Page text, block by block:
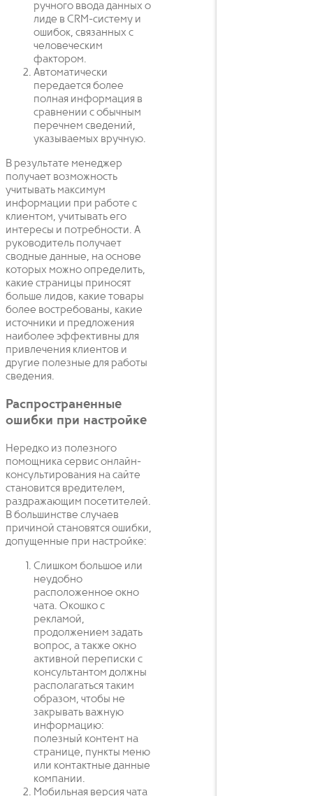
ручного ввода данных о
лиде в CRM-систему и
ошибок, связанных с
человеческим
фактором.
Автоматически
передается более
полная информация в
сравнении с обычным
перечнем сведений,
указываемых вручную.
В результате менеджер
получает возможность
учитывать максимум
информации при работе с
клиентом, учитывать его
интересы и потребности. А
руководитель получает
сводные данные, на основе
которых можно определить,
какие страницы приносят
больше лидов, какие товары
более востребованы, какие
источники и предложения
наиболее эффективны для
привлечения клиентов и
другие полезные для работы
сведения.
Распространенные
ошибки при настройке
Нередко из полезного
помощника сервис онлайн-
консультирования на сайте
становится вредителем,
раздражающим посетителей.
В большинстве случаев
причиной становятся ошибки,
допущенные при настройке:
Слишком большое или
неудобно
расположенное окно
чата. Окошко с
рекламой,
продолжением задать
вопрос, а также окно
активной переписки с
консультантом должны
располагаться таким
образом, чтобы не
закрывать важную
информацию:
полезный контент на
странице, пункты меню
или контактные данные
компании.
Мобильная версия чата